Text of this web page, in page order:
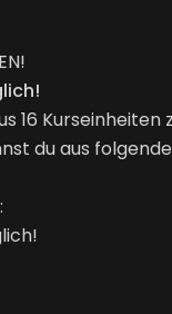
Kurseinheiten
du aus